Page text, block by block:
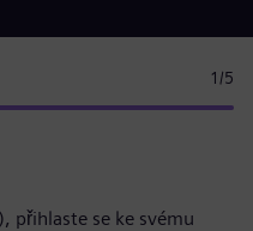
1 /5
přihlaste se ke svému